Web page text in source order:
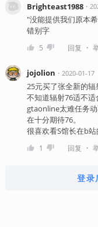
Brighteast1988・
"没能提供我们原本
错别字
5 回复 ・
jojolion ・ 2020-01-17
25元买了张全新的辐
不知道辐射76适不
gtaonline太难任务
在十分期待76。
很喜欢看S馆长在b
1 回复 ・
登录